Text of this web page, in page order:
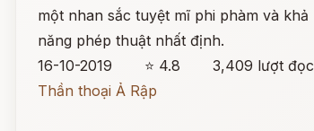
một nhan sắc tuyệt mĩ phi phàm và khả
năng phép thuật nhất định.
16-10-2019
⭐ 4.8
3,409 lượt đọc
Thần thoại Ả Rập